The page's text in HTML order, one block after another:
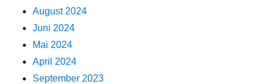
August 2024
Juni 2024
Mai 2024
April 2024
September 2023